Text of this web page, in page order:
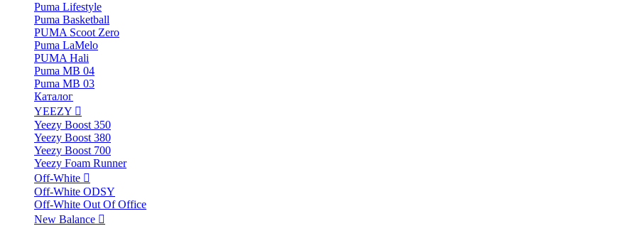
Puma Lifestyle
Puma Basketball
PUMA Scoot Zero
Puma LaMelo
PUMA Hali
Puma MB 04
Puma MB 03
Каталог
YEEZY
Yeezy Boost 350
Yeezy Boost 380
Yeezy Boost 700
Yeezy Foam Runner
Off-White
Off-White ODSY
Off-White Out Of Office
New Balance